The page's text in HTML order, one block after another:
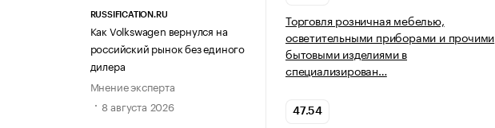
RUSSIFICATION.RU
Как Volkswagen вернулся на
российский рынок без единого
дилера
Мнение эксперта
8 августа 2026
Торговля розничная мебелью,
осветительными приборами и прочими
бытовыми изделиями в
специализирован…
47.54